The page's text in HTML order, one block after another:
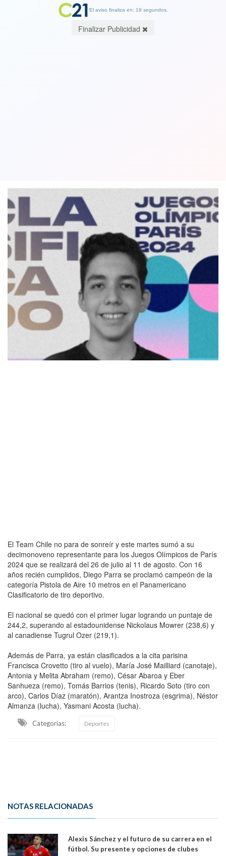
El Team Chile no para de sonreír y este martes sumó a su
decimonoveno representante para los Juegos Olímpicos de París
2024 que se realizará del 26 de julio al 11 de agosto. Con 16
años recién cumplidos, Diego Parra se proclamó campeón de la
categoría Pistola de Aire 10 metros en el Panamericano
Clasificatorio de tiro deportivo.
El nacional se quedó con el primer lugar logrando un puntaje de
244,2, superando al estadounidense Nickolaus Mowrer (238,6) y
al canadiense Tugrul Ozer (219,1).
Además de Parra, ya están clasificados a la cita parisina
Francisca Crovetto (tiro al vuelo), María José Mailliard (canotaje),
Antonia y Melita Abraham (remo), César Abaroa y Eber
Sanhueza (remo), Tomás Barrios (tenis), Ricardo Soto (tiro con
arco), Carlos Díaz (maratón), Arantza Inostroza (esgrima), Néstor
Almanza (lucha), Yasmani Acosta (lucha).
Categorias: Deportes
NOTAS RELACIONADAS
Alexis Sánchez y el futuro de su carrera en el
fútbol. Su presente y opciones de clubes
El aviso finaliza en: 19 segundos.
Finalizar Publicidad